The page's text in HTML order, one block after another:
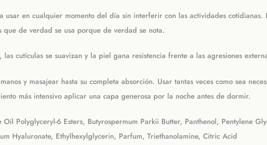
en cualquier momento del día sin interferir con las actividades
de verdad se usa porque de verdad se nota.
cutículas se suavizan y la piel gana resistencia frente a las agresiones
y masajear hasta su completa absorción. Usar tantas veces como sea
más intensivo aplicar una capa generosa por la noche antes de dormir.
Polyglyceryl-6 Esters, Butyrospermum Parkii Butter, Panthenol, Pentylene
Hyaluronate, Ethylhexylglycerin, Parfum, Triethanolamine, Citric Acid